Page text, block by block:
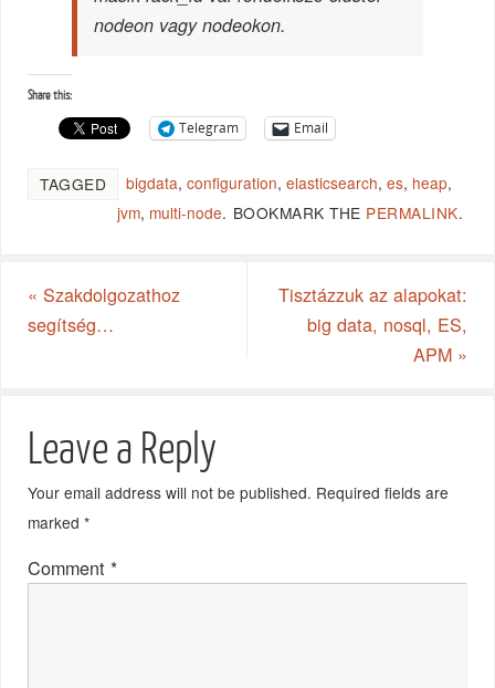
nodeon vagy nodeokon.
Share this:
Telegram Email
TAGGED bigdata,configuration,elasticsearch,es, heap,
jvm, multi-node. BOOKMARK THE PERMALINK.
« Szakdolgozathoz
segítség…
Tisztázzuk az alapokat:
big data, nosql, ES,
APM »
Leave a Reply
Your email address will not be published. Required fields are
marked*
Comment*